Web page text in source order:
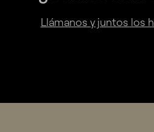
Llámanos y juntos los